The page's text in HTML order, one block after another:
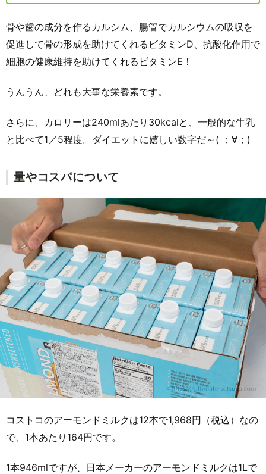
骨や歯の成分を作るカルシム、腸管でカルシウムの吸収を
促進して骨の形成を助けてくれるビタミンD、抗酸化作用で
細胞の健康維持を助けてくれるビタミンE！
うんうん、どれも大事な栄養素です。
さらに、カロリーは240mlあたり30kcalと、一般的な牛乳
と比べて1／5程度。ダイエットに嬉しい数字だ～( ；∀；)
量やコスパについて
コストコのアーモンドミルクは12本で1,968円（税込）なの
で、1本あたり164円です。
1本946mlですが、日本メーカーのアーモンドミルクは1Lで